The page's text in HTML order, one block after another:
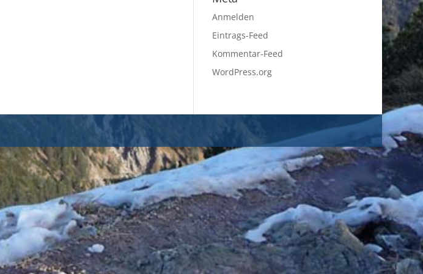
Anmelden
Eintrags-Feed
Kommentar-Feed
WordPress.org